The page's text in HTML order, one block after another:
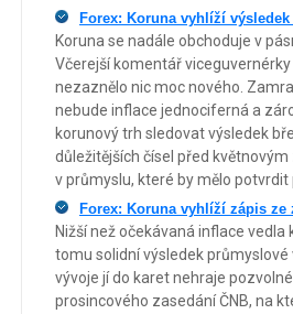
Forex: Koruna vyhlíží
Koruna se nadále obchoduje v
Včerejší komentář
nezaznělo nic moc nového.
nebude inflace jednociferná a
korunový trh sledovat výsledek
důležitějších čísel před
v průmyslu, které by mělo
Forex: Koruna vyhlíží zápis ze
Nižší než očekávaná inflace vedla
tomu solidní výsledek
vývoje jí do karet nehraje
prosincového zasedání ČNB, na